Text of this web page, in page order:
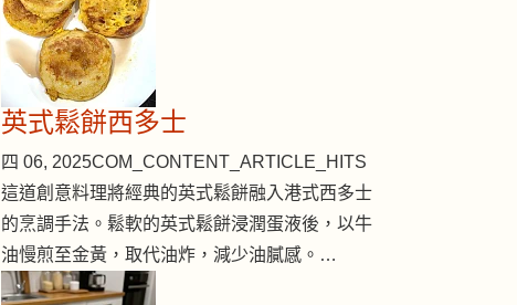
英式鬆餅西多士
四 06, 2025COM_CONTENT_ARTICLE_HITS
這道創意料理將經典的英式鬆餅融入港式西多士
的烹調手法。鬆軟的英式鬆餅浸潤蛋液後，以牛
油慢煎至金黃，取代油炸，減少油膩感。…